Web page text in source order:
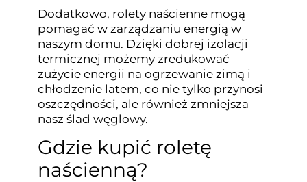
Dodatkowo, rolety naścienne mogą
pomagać w zarządzaniu energią w
naszym domu. Dzięki dobrej izolacji
termicznej możemy zredukować
zużycie energii na ogrzewanie zimą i
chłodzenie latem, co nie tylko przynosi
oszczędności, ale również zmniejsza
nasz ślad węglowy.
Gdzie kupić roletę
naścienną?